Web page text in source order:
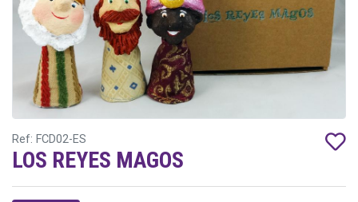
Ref: FCD02-ES
LOS REYES MAGOS